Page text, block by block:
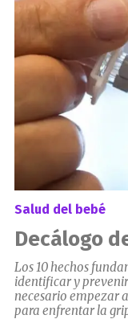
Salud del bebé
Decálogo
Los 10 hechos
identificar y
necesario empezar
para enfrentar la